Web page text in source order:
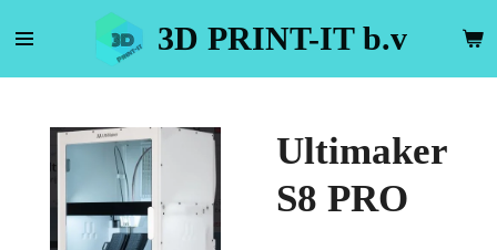
direct
3D PRINT-IT b.v
Ultimaker
S8 PRO